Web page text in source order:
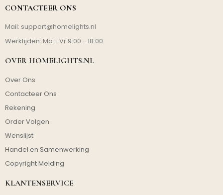
CONTACTEER ONS
Mail: support@homelights.nl
Werktijden: Ma - Vr 9:00 - 18:00
OVER HOMELIGHTS.NL
Over Ons
Contacteer Ons
Rekening
Order Volgen
Wenslijst
Handel en Samenwerking
Copyright Melding
KLANTENSERVICE